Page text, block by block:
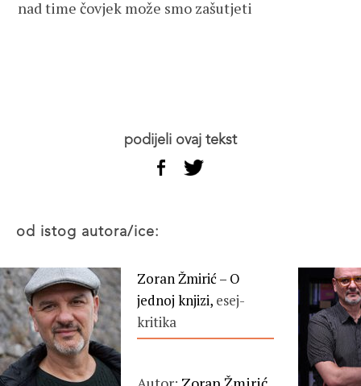
nad time čovjek može smo zašutjeti
podijeli ovaj tekst
od istog autora/ice:
Zoran Žmirić – O
jednoj knjizi, esej-
kritika